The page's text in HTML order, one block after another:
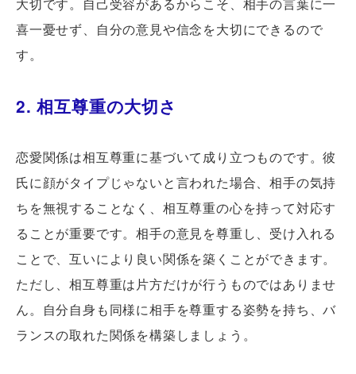
大切です。自己受容があるからこそ、相手の言葉に一
喜一憂せず、自分の意見や信念を大切にできるので
す。
2. 相互尊重の大切さ
恋愛関係は相互尊重に基づいて成り立つものです。彼
氏に顔がタイプじゃないと言われた場合、相手の気持
ちを無視することなく、相互尊重の心を持って対応す
ることが重要です。相手の意見を尊重し、受け入れる
ことで、互いにより良い関係を築くことができます。
ただし、相互尊重は片方だけが行うものではありませ
ん。自分自身も同様に相手を尊重する姿勢を持ち、バ
ランスの取れた関係を構築しましょう。